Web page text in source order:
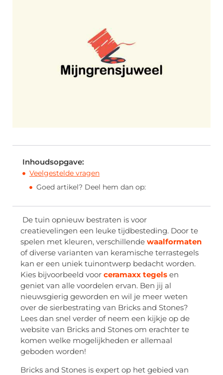
Inhoudsopgave:
Veelgestelde vragen
Goed artikel? Deel hem dan op:
De tuin opnieuw bestraten is voor
creatievelingen een leuke tijdbesteding. Door te
spelen met kleuren, verschillende waalformaten
of diverse varianten van keramische terrastegels
kan er een uniek tuinontwerp bedacht worden.
Kies bijvoorbeeld voor ceramaxx tegels en
geniet van alle voordelen ervan. Ben jij al
nieuwsgierig geworden en wil je meer weten
over de sierbestrating van Bricks and Stones?
Lees dan snel verder of neem een kijkje op de
website van Bricks and Stones om erachter te
komen welke mogelijkheden er allemaal
geboden worden!
Bricks and Stones is expert op het gebied van